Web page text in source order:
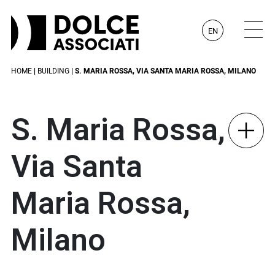
EN
HOME| BUILDING| S. MARIA ROSSA, VIA SANTA MARIA ROSSA, MILANO
S. Maria Rossa,
Via Santa
Maria Rossa,
Milano